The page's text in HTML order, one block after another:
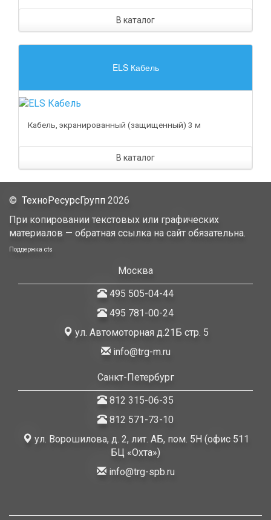
В каталог
ELS Кабель
Кабель, экранированный (защищенный) 3 м
В каталог
© ТехноРесурсГрупп 2026
При копировании текстовых или графических
материалов — обратная ссылка на сайт обязательна.
Поддержка cts
Москва
495 505-04-44
495 781-00-24
ул. Автомоторная д.21Б стр. 5
info@trg-m.ru
Санкт-Петербург
812 315-06-35
812 571-73-10
ул. Ворошилова, д. 2, лит. АБ, пом. 5Н (офис 511
БЦ «Охта»)
info@trg-spb.ru